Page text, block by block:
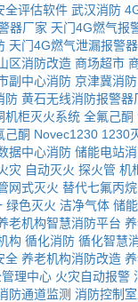
全评估软件 武汉消防
器厂家 天门4G燃气报
天门4G燃气泄漏报警器
区消防改造 商场超市
副中心消防 京津冀消防
防 黄石无线消防报警器
机柜灭火系统 全氟己酮
己酮 Novec1230 1230
据中心消防 储能电站
灾 自动灭火 探火管 机
网式灭火 替代七氟丙烷
绿色灭火 洁净气体 储
老机构智慧消防平台
构 循化消防 循化智慧
全 养老机构消防改造
理中心 火灾自动报警
防通道监测 消防控制室